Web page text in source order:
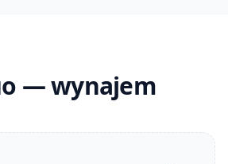
— wynajem